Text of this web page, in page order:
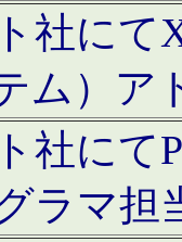
社にて
ム）ア
社にて
ラマ担